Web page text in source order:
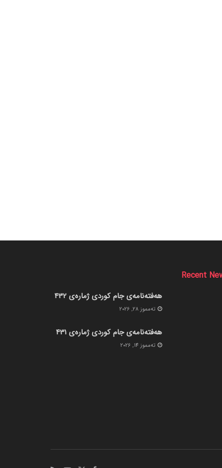
Recent
هەفتەنامەی جام کوردی ژمارەی 432
ته‌مموز 28, 2026
هەفتەنامەی جام کوردی ژمارەی 431
ته‌مموز 14, 2026